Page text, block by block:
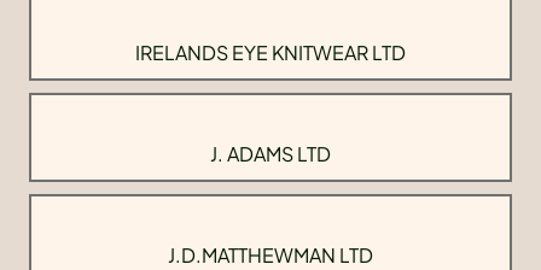
IRELANDS EYE KNITWEAR LTD
J. ADAMS LTD
J.D.MATTHEWMAN LTD